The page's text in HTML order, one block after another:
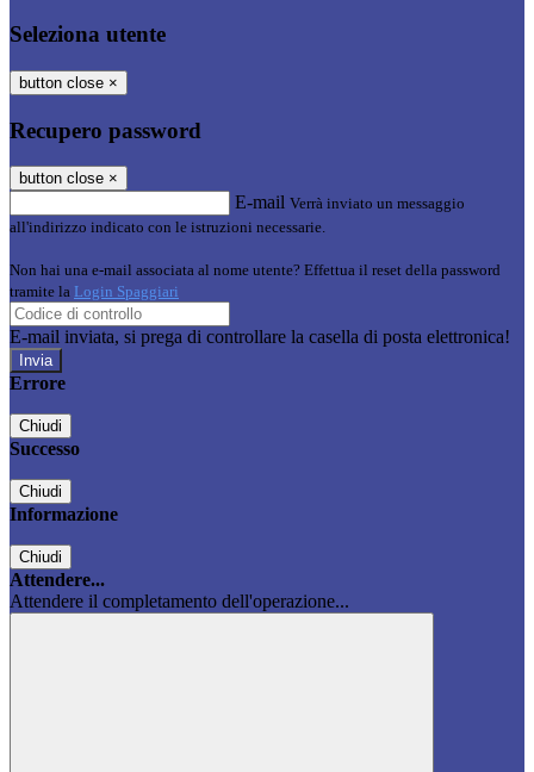
Seleziona utente
button close ×
Recupero password
button close ×
E-mail Verrà inviato un messaggio
all'indirizzo indicato con le istruzioni necessarie.
Non hai una e-mail associata al nome utente? Effettua il reset della password
tramite la Login Spaggiari
E-mail inviata, si prega di controllare la casella di posta elettronica!
Errore
Chiudi
Successo
Chiudi
Informazione
Chiudi
Attendere...
Attendere il completamento dell'operazione...